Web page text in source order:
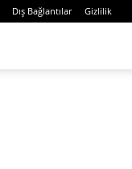
Dış Bağlantılar Gizlilik